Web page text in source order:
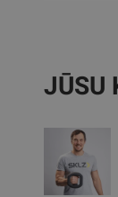
JŪSU